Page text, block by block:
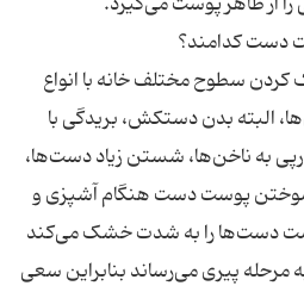
سطوح مختلف خانه با انواع
البته بدن دستکش، بریدگی با
به ناخن‌ها، شستن زیاد دست‌ها،
پوست دست هنگام آشپزی و
دست‌ها را به شدت خشک می‌کند
مرحله پیری می‌رساند بنابراین سعی